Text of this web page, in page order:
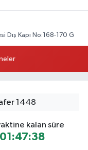
Dış Kapı No:168-170 G
18A Mutfak Ekipmanları
Karşısı, Albaraka'nın
1448
kalan süre
01:47:37